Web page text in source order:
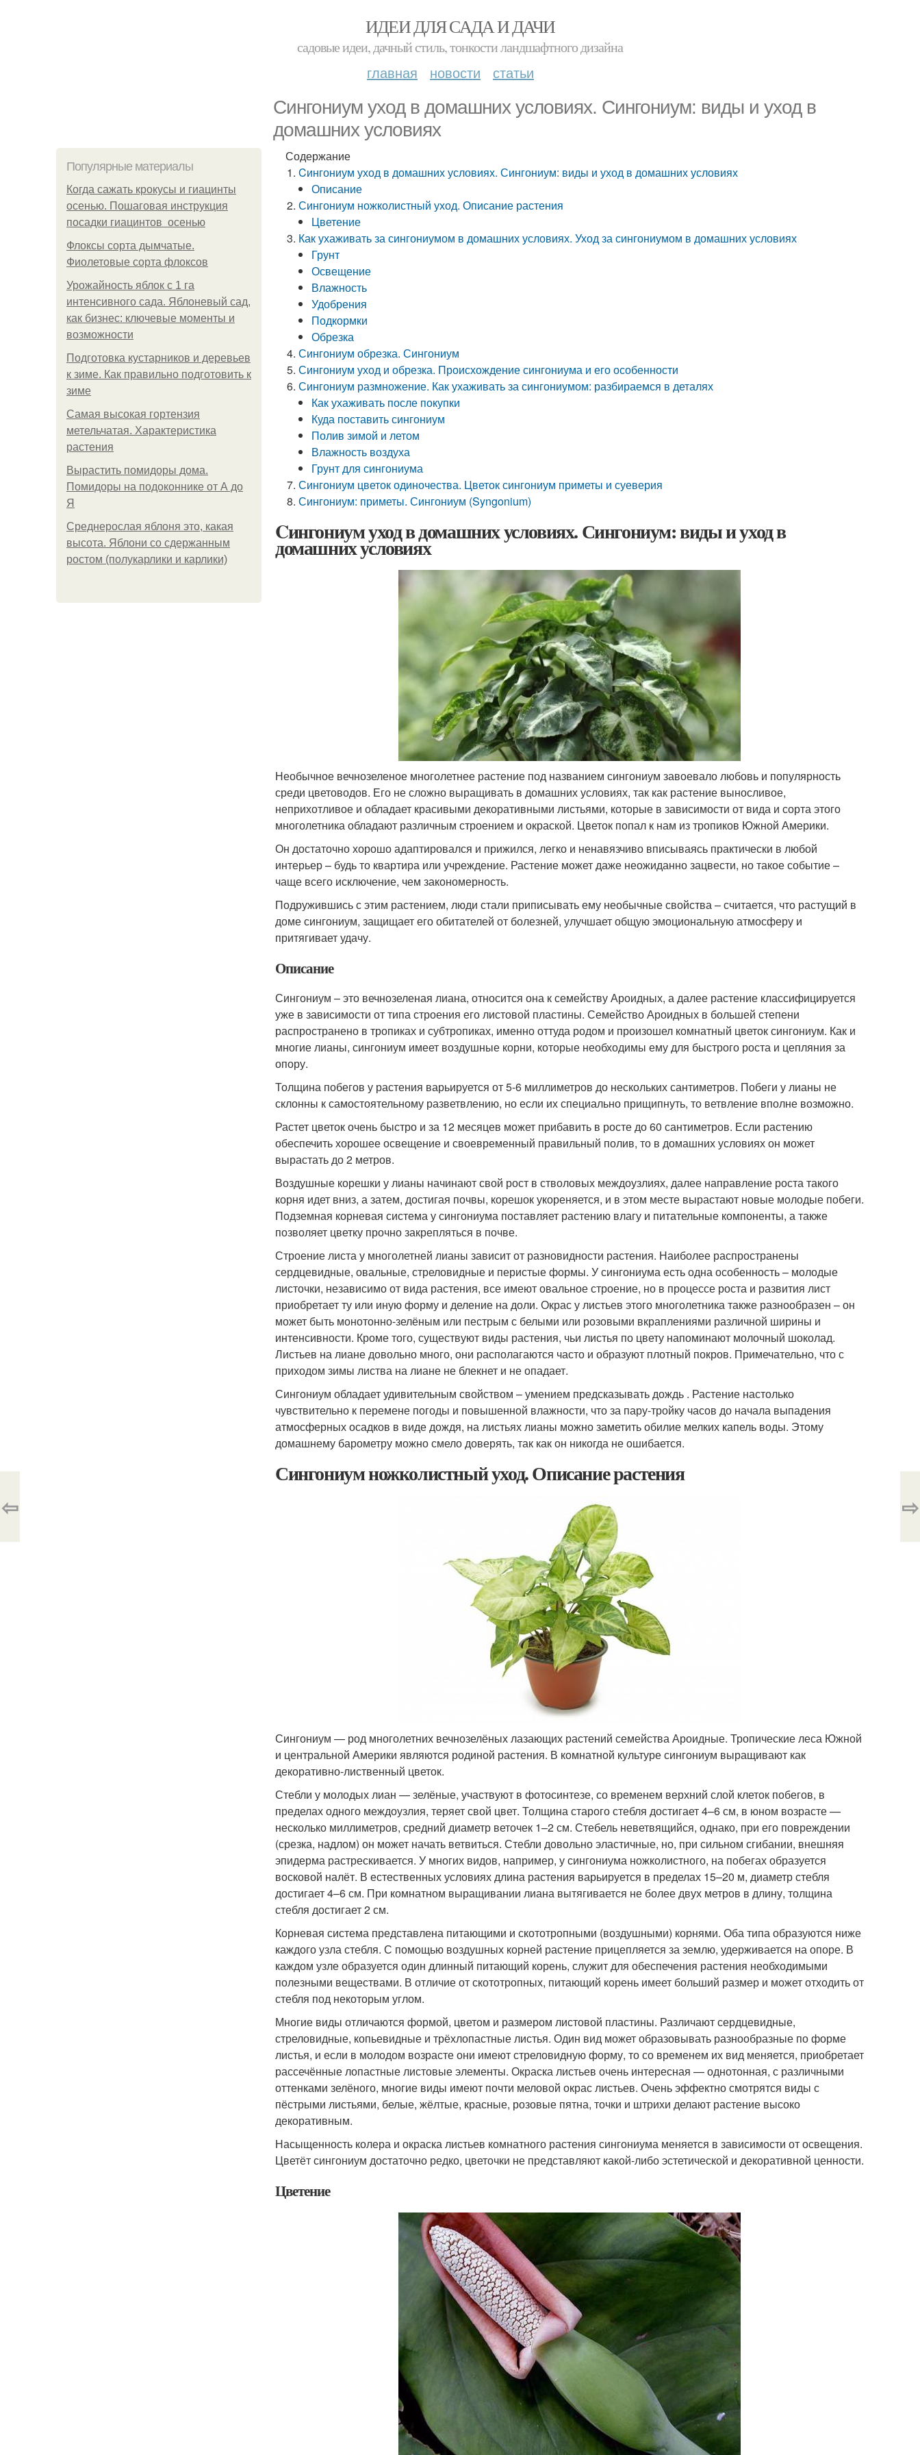
ИДЕИ ДЛЯ САДА И ДАЧИ
садовые идеи, дачный стиль, тонкости ландшафтного дизайна
главная новости статьи
Cингониум уход в домашних условиях. Сингониум: виды и уход в
домашних условиях
Популярные материалы
Когда сажать крокусы и гиацинты
осенью. Пошаговая инструкция
посадки гиацинтов осенью
Флоксы сорта дымчатые.
Фиолетовые сорта флоксов
Урожайность яблок с 1 га
интенсивного сада. Яблоневый сад,
как бизнес: ключевые моменты и
возможности
Подготовка кустарников и деревьев
к зиме. Как правильно подготовить к
зиме
Самая высокая гортензия
метельчатая. Характеристика
растения
Вырастить помидоры дома.
Помидоры на подоконнике от А до
Я
Среднерослая яблоня это, какая
высота. Яблони со сдержанным
ростом (полукарлики и карлики)
Содержание
Cингониум уход в домашних условиях. Сингониум: виды и уход в домашних условиях
Описание
Сингониум ножколистный уход. Описание растения
Цветение
Как ухаживать за сингониумом в домашних условиях. Уход за сингониумом в домашних условиях
Грунт
Освещение
Влажность
Удобрения
Подкормки
Обрезка
Сингониум обрезка. Сингониум
Сингониум уход и обрезка. Происхождение сингониума и его особенности
Сингониум размножение. Как ухаживать за сингониумом: разбираемся в деталях
Как ухаживать после покупки
Куда поставить сингониум
Полив зимой и летом
Влажность воздуха
Грунт для сингониума
Сингониум цветок одиночества. Цветок сингониум приметы и суеверия
Сингониум: приметы. Сингониум (Syngonium)
Cингониум уход в домашних условиях. Сингониум: виды и уход в
домашних условиях
Необычное вечнозеленое многолетнее растение под названием сингониум завоевало любовь и популярность
среди цветоводов. Его не сложно выращивать в домашних условиях, так как растение выносливое,
неприхотливое и обладает красивыми декоративными листьями, которые в зависимости от вида и сорта этого
многолетника обладают различным строением и окраской. Цветок попал к нам из тропиков Южной Америки.
Он достаточно хорошо адаптировался и прижился, легко и ненавязчиво вписываясь практически в любой
интерьер – будь то квартира или учреждение. Растение может даже неожиданно зацвести, но такое событие –
чаще всего исключение, чем закономерность.
Подружившись с этим растением, люди стали приписывать ему необычные свойства – считается, что растущий в
доме сингониум, защищает его обитателей от болезней, улучшает общую эмоциональную атмосферу и
притягивает удачу.
Описание
Сингониум – это вечнозеленая лиана, относится она к семейству Ароидных, а далее растение классифицируется
уже в зависимости от типа строения его листовой пластины. Семейство Ароидных в большей степени
распространено в тропиках и субтропиках, именно оттуда родом и произошел комнатный цветок сингониум. Как и
многие лианы, сингониум имеет воздушные корни, которые необходимы ему для быстрого роста и цепляния за
опору.
Толщина побегов у растения варьируется от 5-6 миллиметров до нескольких сантиметров. Побеги у лианы не
склонны к самостоятельному разветвлению, но если их специально прищипнуть, то ветвление вполне возможно.
Растет цветок очень быстро и за 12 месяцев может прибавить в росте до 60 сантиметров. Если растению
обеспечить хорошее освещение и своевременный правильный полив, то в домашних условиях он может
вырастать до 2 метров.
Воздушные корешки у лианы начинают свой рост в стволовых междоузлиях, далее направление роста такого
корня идет вниз, а затем, достигая почвы, корешок укореняется, и в этом месте вырастают новые молодые побеги.
Подземная корневая система у сингониума поставляет растению влагу и питательные компоненты, а также
позволяет цветку прочно закрепляться в почве.
Строение листа у многолетней лианы зависит от разновидности растения. Наиболее распространены
сердцевидные, овальные, стреловидные и перистые формы. У сингониума есть одна особенность – молодые
листочки, независимо от вида растения, все имеют овальное строение, но в процессе роста и развития лист
приобретает ту или иную форму и деление на доли. Окрас у листьев этого многолетника также разнообразен – он
может быть монотонно-зелёным или пестрым с белыми или розовыми вкраплениями различной ширины и
интенсивности. Кроме того, существуют виды растения, чьи листья по цвету напоминают молочный шоколад.
Листьев на лиане довольно много, они располагаются часто и образуют плотный покров. Примечательно, что с
приходом зимы листва на лиане не блекнет и не опадает.
Сингониум обладает удивительным свойством – умением предсказывать дождь . Растение настолько
чувствительно к перемене погоды и повышенной влажности, что за пару-тройку часов до начала выпадения
атмосферных осадков в виде дождя, на листьях лианы можно заметить обилие мелких капель воды. Этому
домашнему барометру можно смело доверять, так как он никогда не ошибается.
Сингониум ножколистный уход. Описание растения
Сингониум — род многолетних вечнозелёных лазающих растений семейства Ароидные. Тропические леса Южной
и центральной Америки являются родиной растения. В комнатной культуре сингониум выращивают как
декоративно-лиственный цветок.
Стебли у молодых лиан — зелёные, участвуют в фотосинтезе, со временем верхний слой клеток побегов, в
пределах одного междоузлия, теряет свой цвет. Толщина старого стебля достигает 4–6 см, в юном возрасте —
несколько миллиметров, средний диаметр веточек 1–2 см. Стебель неветвящийся, однако, при его повреждении
(срезка, надлом) он может начать ветвиться. Стебли довольно эластичные, но, при сильном сгибании, внешняя
эпидерма растрескивается. У многих видов, например, у сингониума ножколистного, на побегах образуется
восковой налёт. В естественных условиях длина растения варьируется в пределах 15–20 м, диаметр стебля
достигает 4–6 см. При комнатном выращивании лиана вытягивается не более двух метров в длину, толщина
стебля достигает 2 см.
Корневая система представлена питающими и скототропными (воздушными) корнями. Оба типа образуются ниже
каждого узла стебля. С помощью воздушных корней растение прицепляется за землю, удерживается на опоре. В
каждом узле образуется один длинный питающий корень, служит для обеспечения растения необходимыми
полезными веществами. В отличие от скототропных, питающий корень имеет больший размер и может отходить от
стебля под некоторым углом.
Многие виды отличаются формой, цветом и размером листовой пластины. Различают сердцевидные,
стреловидные, копьевидные и трёхлопастные листья. Один вид может образовывать разнообразные по форме
листья, и если в молодом возрасте они имеют стреловидную форму, то со временем их вид меняется, приобретает
рассечённые лопастные листовые элементы. Окраска листьев очень интересная — однотонная, с различными
оттенками зелёного, многие виды имеют почти меловой окрас листьев. Очень эффектно смотрятся виды с
пёстрыми листьями, белые, жёлтые, красные, розовые пятна, точки и штрихи делают растение высоко
декоративным.
Насыщенность колера и окраска листьев комнатного растения сингониума меняется в зависимости от освещения.
Цветёт сингониум достаточно редко, цветочки не представляют какой-либо эстетической и декоративной ценности.
Цветение
⇦ ⇨